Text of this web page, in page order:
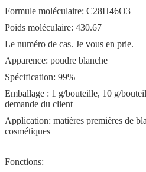
Formule moléculaire: C28H46O3
Poids moléculaire: 430.67
Le numéro de cas. Je vous en prie.
Apparence: poudre blanche
Spécification: 99%
Emballage : 1 g/bouteille, 10 g/
demande du client
Application: matières premières de
cosmétiques
Fonctions: